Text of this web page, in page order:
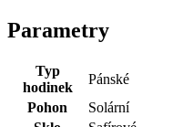
Parametry
Typ
hodinek
Pánské
Pohon
Solární